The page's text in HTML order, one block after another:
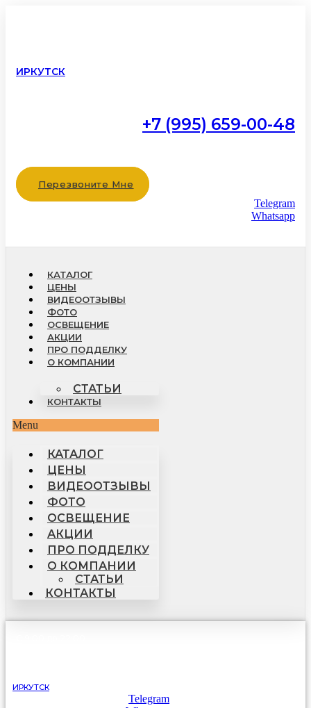
ИРКУТСК
+7 (995) 659-00-48
Перезвоните Мне
Telegram
Whatsapp
КАТАЛОГ
ЦЕНЫ
ВИДЕООТЗЫВЫ
ФОТО
ОСВЕЩЕНИЕ
АКЦИИ
ПРО ПОДДЕЛКУ
О КОМПАНИИ
СТАТЬИ
КОНТАКТЫ
Menu
КАТАЛОГ
ЦЕНЫ
ВИДЕООТЗЫВЫ
ФОТО
ОСВЕЩЕНИЕ
АКЦИИ
ПРО ПОДДЕЛКУ
О КОМПАНИИ
СТАТЬИ
КОНТАКТЫ
ИРКУТСК
Telegram